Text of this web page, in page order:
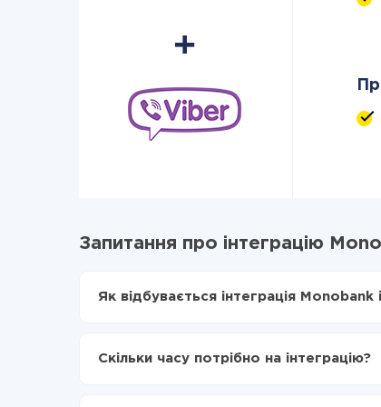
Запитання про інтеграцію
Як відбувається інтеграція Monobank
Включаєте автооновлення
Скільки часу потрібно на інтеграцію?